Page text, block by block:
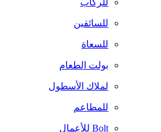
للركاب
للسائقين
للسعاة
بولت الطعام
لملاك الأسطول
للمطاعم
Bolt للأعمال